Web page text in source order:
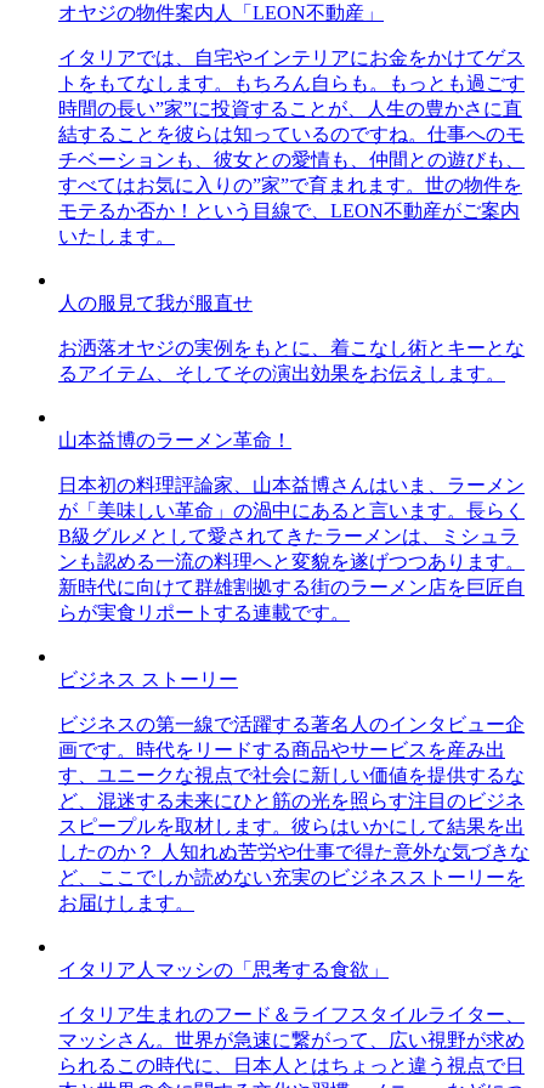
オヤジの物件案内人「LEON不動産」
イタリアでは、自宅やインテリアにお金をかけてゲス
トをもてなします。もちろん自らも。もっとも過ごす
時間の長い”家”に投資することが、人生の豊かさに直
結することを彼らは知っているのですね。仕事へのモ
チベーションも、彼女との愛情も、仲間との遊びも、
すべてはお気に入りの”家”で育まれます。世の物件を
モテるか否か！という目線で、LEON不動産がご案内
いたします。
人の服見て我が服直せ
お洒落オヤジの実例をもとに、着こなし術とキーとな
るアイテム、そしてその演出効果をお伝えします。
山本益博のラーメン革命！
日本初の料理評論家、山本益博さんはいま、ラーメン
が「美味しい革命」の渦中にあると言います。長らく
B級グルメとして愛されてきたラーメンは、ミシュラ
ンも認める一流の料理へと変貌を遂げつつあります。
新時代に向けて群雄割拠する街のラーメン店を巨匠自
らが実食リポートする連載です。
ビジネス ストーリー
ビジネスの第一線で活躍する著名人のインタビュー企
画です。時代をリードする商品やサービスを産み出
す、ユニークな視点で社会に新しい価値を提供するな
ど、混迷する未来にひと筋の光を照らす注目のビジネ
スピープルを取材します。彼らはいかにして結果を出
したのか？ 人知れぬ苦労や仕事で得た意外な気づきな
ど、ここでしか読めない充実のビジネスストーリーを
お届けします。
イタリア人マッシの「思考する食欲」
イタリア生まれのフード＆ライフスタイルライター、
マッシさん。世界が急速に繋がって、広い視野が求め
られるこの時代に、日本人とはちょっと違う視点で日